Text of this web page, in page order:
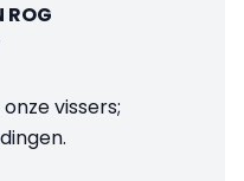
ROG
vissers;